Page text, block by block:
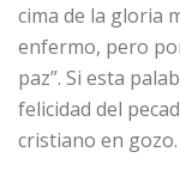
cima de la gloria
enfermo, pero
paz”. Si esta
felicidad del
cristiano en gozo.